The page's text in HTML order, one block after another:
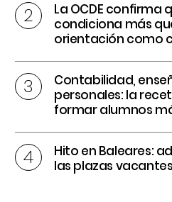
La OCDE confirma
condiciona más
orientación como
Contabilidad,
personales: la
formar alumnos
Hito en Baleares:
las plazas